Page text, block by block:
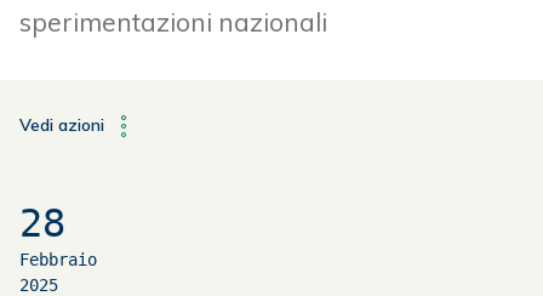
sperimentazioni nazionali
Vedi azioni
28
Febbraio
2025